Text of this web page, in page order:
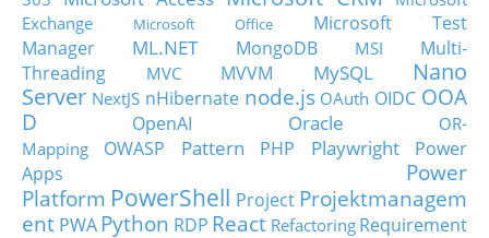
Exchange
Microsoft Office
Microsoft Test
Manager
ML.NET MongoDB MSI
Multi-
Threading
MVC MVVM MySQL
Nano
Server NextJS nHibernate node.js OAuth OIDC OOA
D
OpenAI Oracle
OR-
Mapping
OWASP Pattern PHP Playwright
Power
Apps
Power
Platform PowerShell Project Projektmanagem
ent PWA Python RDP React Refactoring Requirement